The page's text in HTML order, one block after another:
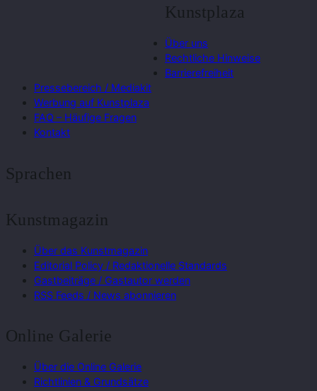
Kunstplaza
Über uns
Rechtliche Hinweise
Barrierefreiheit
Pressebereich / Mediakit
Werbung auf Kunstplaza
FAQ – Häufige Fragen
Kontakt
Sprachen
Kunstmagazin
Über das Kunstmagazin
Editorial Policy / Redaktionelle Standards
Gastbeiträge / Gastautor werden
RSS Feeds / News abonnieren
Online Galerie
Über die Online Galerie
Richtlinien & Grundsätze